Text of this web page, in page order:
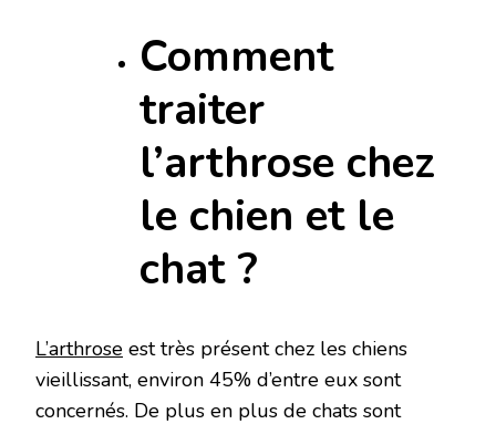
Comment
traiter
l’arthrose chez
le chien et le
chat ?
L’arthrose est très présent chez les chiens
vieillissant, environ 45% d’entre eux sont
concernés. De plus en plus de chats sont